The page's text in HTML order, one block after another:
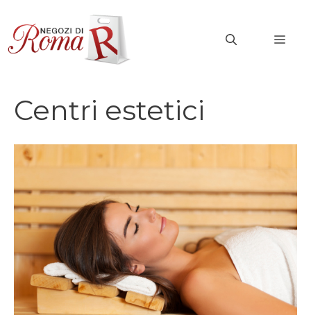
contenuto
Centri estetici